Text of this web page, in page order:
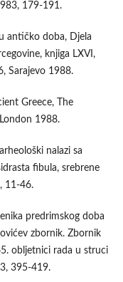
179-191.
antičko doba, Djela
knjiga LXVI,
Sarajevo 1988.
Greece, The
1988.
nalazi sa
fibula, srebrene
11-46.
predrimskog doba
zbornik. Zbornik
obljetnici rada u struci
395-419.